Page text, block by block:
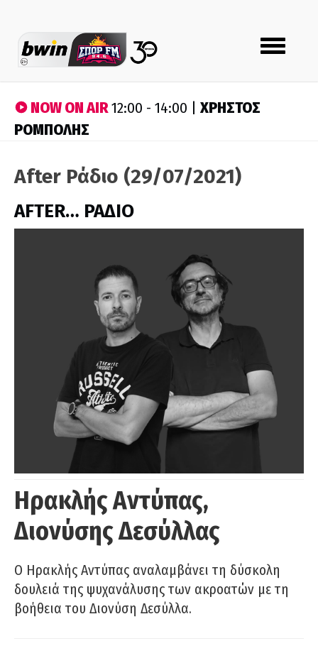
Toggle
navigation
NOW ON AIR12:00 - 14:00 | ΧΡΗΣΤΟΣ
ΡΟΜΠΟΛΗΣ
After Ράδιο (29/07/2021)
AFTER… ΡΑΔΙΟ
Ηρακλής Αντύπας,
Διονύσης Δεσύλλας
Ο Ηρακλής Αντύπας αναλαμβάνει τη δύσκολη
δουλειά της ψυχανάλυσης των ακροατών με τη
βοήθεια του Διονύση Δεσύλλα.